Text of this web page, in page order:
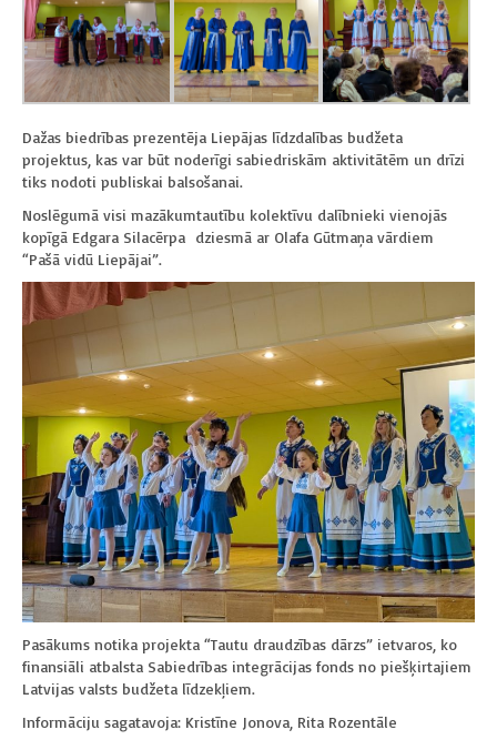
Dažas biedrības prezentēja Liepājas līdzdalības budžeta
projektus, kas var būt noderīgi sabiedriskām aktivitātēm un drīzi
tiks nodoti publiskai balsošanai.
Noslēgumā visi mazākumtautību kolektīvu dalībnieki vienojās
kopīgā Edgara Silacērpa dziesmā ar Olafa Gūtmaņa vārdiem
“Pašā vidū Liepājai”.
Pasākums notika projekta “Tautu draudzības dārzs” ietvaros, ko
finansiāli atbalsta Sabiedrības integrācijas fonds no piešķirtajiem
Latvijas valsts budžeta līdzekļiem.
Informāciju sagatavoja: Kristīne Jonova, Rita Rozentāle